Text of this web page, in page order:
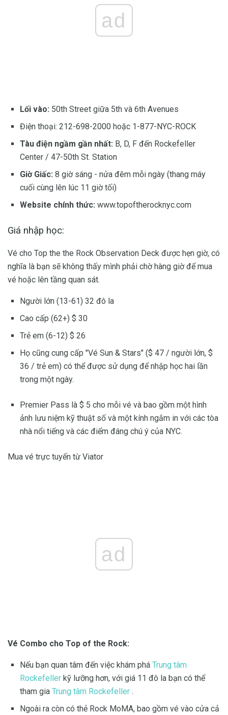
ad
Lối vào: 50th Street giữa 5th và 6th Avenues
Điện thoại: 212-698-2000 hoặc 1-877-NYC-ROCK
Tàu điện ngầm gần nhất: B, D, F đến Rockefeller
Center / 47-50th St. Station
Giờ Giấc: 8 giờ sáng - nửa đêm mỗi ngày (thang máy
cuối cùng lên lúc 11 giờ tối)
Website chính thức: www.topoftherocknyc.com
Giá nhập học:
Vé cho Top the the Rock Observation Deck được hẹn giờ, có
nghĩa là bạn sẽ không thấy mình phải chờ hàng giờ để mua
vé hoặc lên tầng quan sát.
Người lớn (13-61) 32 đô la
Cao cấp (62+) $ 30
Trẻ em (6-12) $ 26
Họ cũng cung cấp "Vé Sun & Stars" ($ 47 / người lớn, $
36 / trẻ em) có thể được sử dụng để nhập học hai lần
trong một ngày.
Premier Pass là $ 5 cho mỗi vé và bao gồm một hình
ảnh lưu niệm kỹ thuật số và một kính ngắm in với các tòa
nhà nổi tiếng và các điểm đáng chú ý của NYC.
Mua vé trực tuyến từ Viator
ad
Vé Combo cho Top of the Rock:
Nếu bạn quan tâm đến việc khám phá Trung tâm
Rockefeller kỹ lưỡng hơn, với giá 11 đô la bạn có thể
tham gia Trung tâm Rockefeller .
Ngoài ra còn có thẻ Rock MoMA, bao gồm vé vào cửa cả